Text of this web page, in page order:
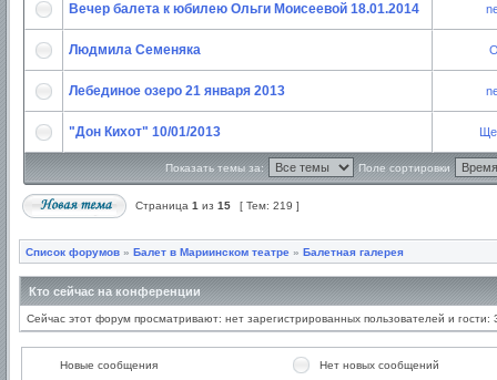
Вечер балета к юбилею Ольги Моисеевой 18.01.2014
Людмилa Семеняка
Лебединое озеро 21 января 2013
"Дон Кихот" 10/01/2013
Показать темы за: Поле сортировки
Страница 1 из 15 [ Тем: 219 ]
Список форумов » Балет в Мариинском театре » Балетная галерея
Кто сейчас на конференции
Сейчас этот форум просматривают: нет зарегистрированных пользователей и гости:
Новые сообщения Нет новых сообщений